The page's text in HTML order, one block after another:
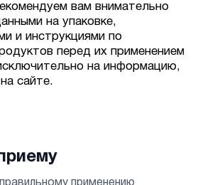
вам внимательно
на упаковке,
и инструкциями по
перед их применением
на информацию,
сайте.
применению